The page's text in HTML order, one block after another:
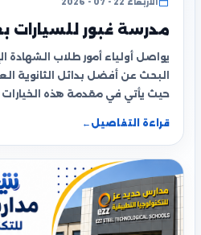
مدرسة غبور للسيارات بعد
يواصل أولياء أمور طلاب الشهادة
البحث عن أفضل بدائل الثانوية
حيث يأتي في مقدمة هذه الخيارات
قراءة التفاصيل ←